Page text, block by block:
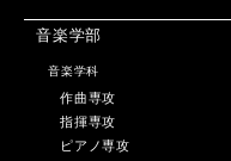
音楽学部
音楽学科
作曲専攻
指揮専攻
ピアノ専攻